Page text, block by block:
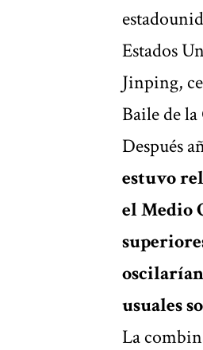
Estados
Jinping,
Baile de
Después
estuvo
el Medio
usuales
La